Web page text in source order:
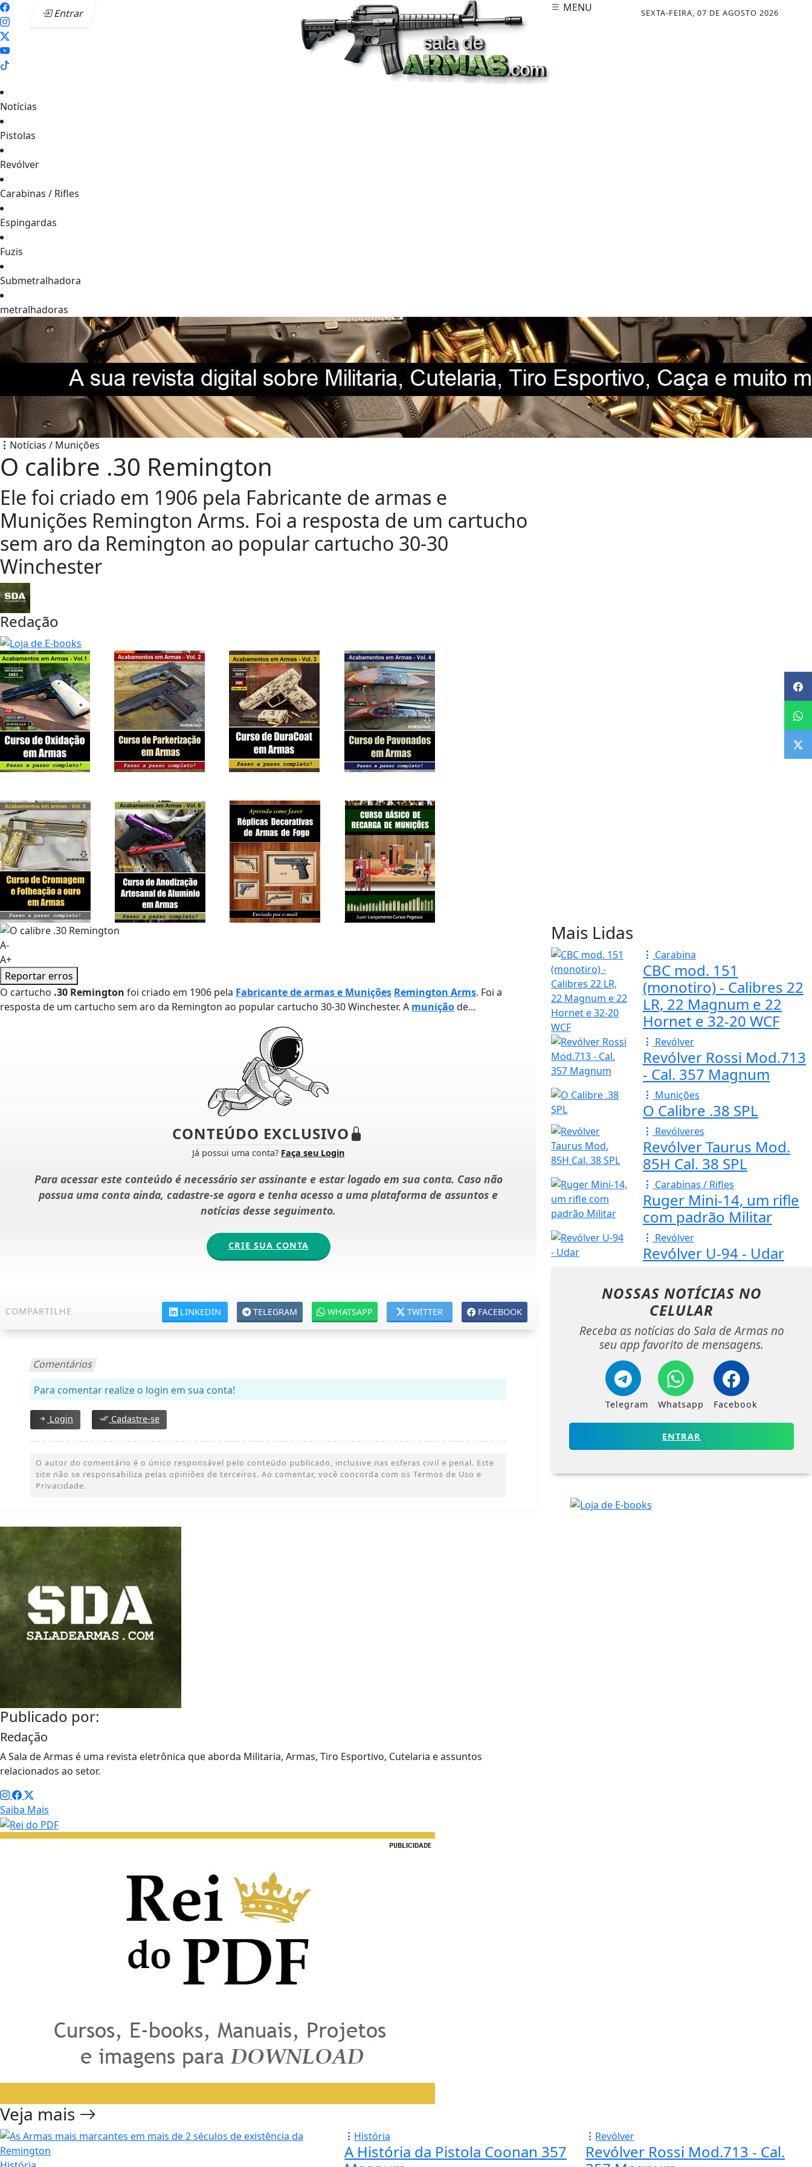
Entrar SEXTA-FEIRA, 07 DE AGOSTO 2026
MENU
Notícias
Pistolas
Revólver
Carabinas / Rifles
Espingardas
Fuzis
Submetralhadora
metralhadoras
Notícias / Munições
O calibre .30 Remington
Ele foi criado em 1906 pela Fabricante de armas e
Munições Remington Arms. Foi a resposta de um cartucho
sem aro da Remington ao popular cartucho 30-30
Winchester
Redação
A-
A+
Reportar erros
O cartucho .30 Remington foi criado em 1906 pela Fabricante de armas e Munições Remington Arms. Foi a
resposta de um cartucho sem aro da Remington ao popular cartucho 30-30 Winchester. A muniçãode...
CONTEÚDO EXCLUSIVO
Já possui uma conta? Faça seu Login
Para acessar este conteúdo é necessário ser assinante e estar logado em sua conta. Caso não
possua uma conta ainda, cadastre-se agora e tenha acesso a uma plataforma de assuntos e
notícias desse seguimento.
CRIE SUA CONTA
COMPARTILHE FACEBOOK
TWITTER
WHATSAPP
TELEGRAM
LINKEDIN
Comentários
Para comentar realize o login em sua conta!
Login Cadastre-se
O autor do comentário é o único responsável pelo conteúdo publicado, inclusive nas esferas civil e penal. Este
site não se responsabiliza pelas opiniões de terceiros. Ao comentar, você concorda com os Termos de Uso e
Privacidade.
Publicado por:
Redação
A Sala de Armas é uma revista eletrônica que aborda Militaria, Armas, Tiro Esportivo, Cutelaria e assuntos
relacionados ao setor.
Saiba Mais
Mais Lidas
Carabina
CBC mod. 151
(monotiro) - Calibres 22
LR, 22 Magnum e 22
Hornet e 32-20 WCF
Revólver
Revólver Rossi Mod.713
- Cal. 357 Magnum
Munições
O Calibre .38 SPL
Revólveres
Revólver Taurus Mod.
85H Cal. 38 SPL
Carabinas / Rifles
Ruger Mini-14, um rifle
com padrão Militar
Revólver
Revólver U-94 - Udar
NOSSAS NOTÍCIAS NO
CELULAR
Receba as notícias do Sala de Armas no
seu app favorito de mensagens.
Telegram Whatsapp Facebook
ENTRAR
Veja mais
História
A História da Pistola Coonan 357
Revólver
Revólver Rossi Mod.713 - Cal.